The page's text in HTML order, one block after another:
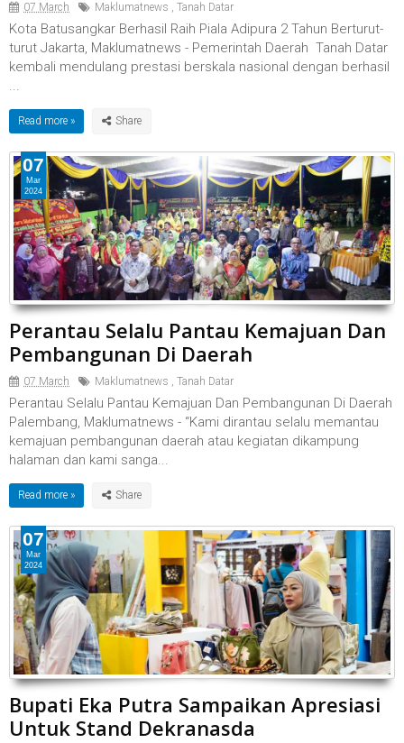
07 March Maklumatnews , Tanah Datar
Kota Batusangkar Berhasil Raih Piala Adipura 2 Tahun Berturut-
turut Jakarta, Maklumatnews - Pemerintah Daerah Tanah Datar
kembali mendulang prestasi berskala nasional dengan berhasil
...
Read more »
Perantau Selalu Pantau Kemajuan Dan
Pembangunan Di Daerah
07 March Maklumatnews , Tanah Datar
Perantau Selalu Pantau Kemajuan Dan Pembangunan Di Daerah
Palembang, Maklumatnews - “Kami dirantau selalu memantau
kemajuan pembangunan daerah atau kegiatan dikampung
halaman dan kami sanga...
Read more »
07
Mar
2024
Bupati Eka Putra Sampaikan Apresiasi
Untuk Stand Dekranasda
07
Mar
2024